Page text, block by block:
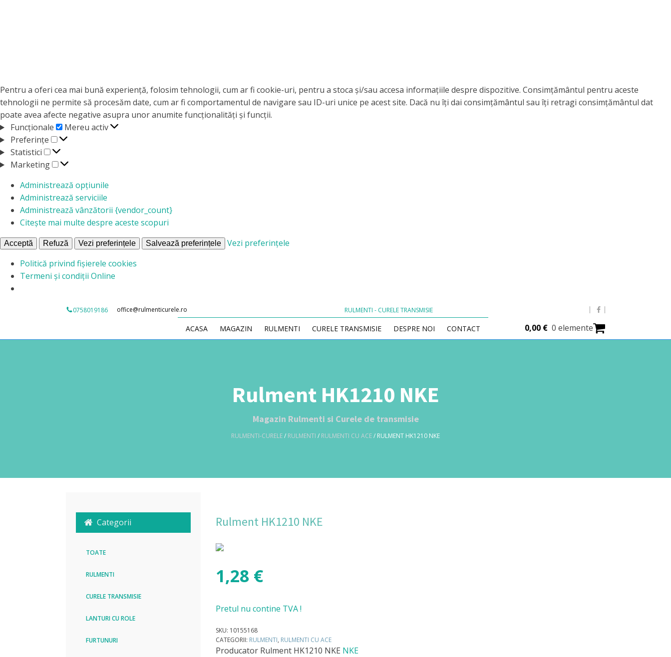
Pentru a oferi cea mai bună experiență, folosim tehnologii, cum ar fi cookie-uri, pentru a stoca și/sau accesa informațiile despre dispozitive. Consimțământul pentru aceste
tehnologii ne permite să procesăm date, cum ar fi comportamentul de navigare sau ID-uri unice pe acest site. Dacă nu îți dai consimțământul sau îți retragi consimțământul dat
poate avea afecte negative asupra unor anumite funcționalități și funcții.
Funcționale
Funcționale
Mereu activ
Preferințe
Preferințe
Statistici
Statistici
Marketing
Marketing
Administrează opțiunile
Administrează serviciile
Administrează vânzătorii {vendor_count}
Citește mai multe despre aceste scopuri
Acceptă Refuză Vezi preferințele Salvează preferințele
Vezi preferințele
Politică privind fișierele cookies
Termeni și condiții Online
0758019186 office@rulmenticurele.ro RULMENTI - CURELE TRANSMISIE
ACASA MAGAZIN RULMENTI CURELE TRANSMISIE DESPRE NOI CONTACT 0,00 € 0 elemente
Rulment HK1210 NKE
Magazin Rulmenti si Curele de transmisie
RULMENTI-CURELE/ RULMENTI / RULMENTI CU ACE/ RULMENT HK1210 NKE
Categorii
TOATE
RULMENTI
CURELE TRANSMISIE
LANTURI CU ROLE
FURTUNURI
Rulment HK1210 NKE
1,28 €
Pretul nu contine TVA !
SKU: 10155168
CATEGORII: RULMENTI, RULMENTI CU ACE
Producator Rulment HK1210 NKE NKE